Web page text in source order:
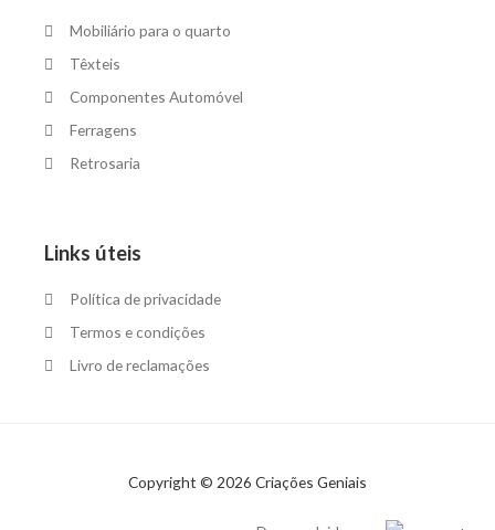
Mobiliário para o quarto
Têxteis
Componentes Automóvel
Ferragens
Retrosaria
Links úteis
Política de privacidade
Termos e condições
Livro de reclamações
Copyright © 2026 Criações Geniais